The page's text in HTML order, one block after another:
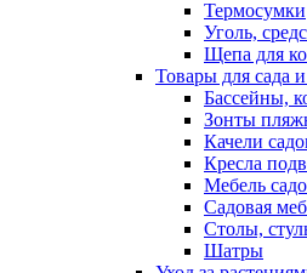
Термосумки
Уголь,
Щепа для
Товары для сада
Бассейны,
Зонты
Качели
Кресла
Мебель
Садовая
Столы,
Шатры